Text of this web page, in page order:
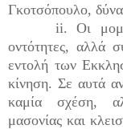
Γκοτσόπουλο,
ii. Οι μομφές
οντότητες, αλλά
εντολή των
κίνηση. Σε αυτά
καμία σχέση,
μασονίας και